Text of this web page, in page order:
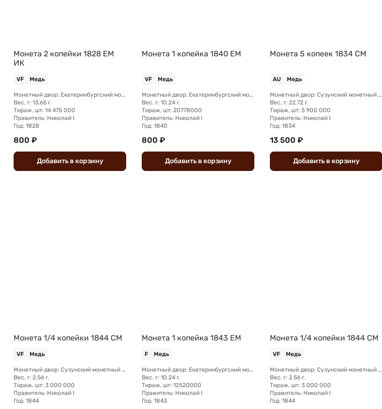
Монета 2 копейки 1828 ЕМ
ИК
VF Медь
Монетный двор: Екатеринбургский монетный двор
Вес, г: 13.65 г.
Тираж, шт: 14 475 000
Правитель: Николай I
Год: 1828
800 ₽
Добавить вкорзину
Монета 1 копейка 1840 ЕМ
VF Медь
Монетный двор: Екатеринбургский монетный двор
Вес, г: 10.24 г.
Тираж, шт: 20778000
Правитель: Николай I
Год: 1840
800 ₽
Добавить вкорзину
Монета 5 копеек 1834 СМ
AU Медь
Монетный двор: Сузунский монетный двор (Сибирь)
Вес, г: 22.72 г.
Тираж, шт: 5 900 000
Правитель: Николай I
Год: 1834
13 500 ₽
Добавить вкорзину
Монета 1/4 копейки 1844 СМ
VF Медь
Монетный двор: Сузунский монетный двор (Сибирь)
Вес, г: 2.56 г.
Тираж, шт: 3 000 000
Правитель: Николай I
Год: 1844
Монета 1 копейка 1843 ЕМ
F Медь
Монетный двор: Екатеринбургский монетный двор
Вес, г: 10.24 г.
Тираж, шт: 12520000
Правитель: Николай I
Год: 1843
Монета 1/4 копейки 1844 СМ
VF Медь
Монетный двор: Сузунский монетный двор (Сибирь)
Вес, г: 2.56 г.
Тираж, шт: 3 000 000
Правитель: Николай I
Год: 1844